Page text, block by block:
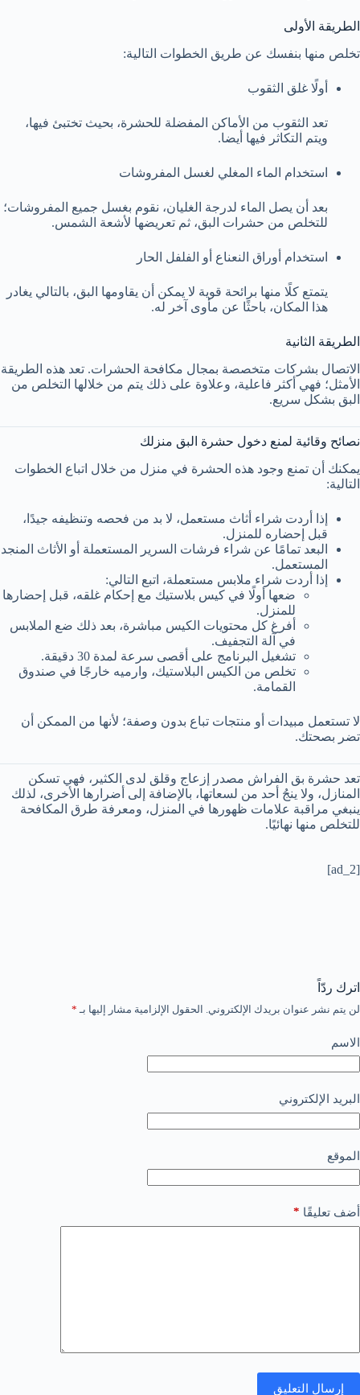
الطريقة الأولى
تخلص منها بنفسك عن طريق الخطوات التالية:
أولًا غلق الثقوب
تعد الثقوب من الأماكن المفضلة للحشرة، بحيث تختبئ فيها،
ويتم التكاثر فيها أيضا.
استخدام الماء المغلي لغسل المفروشات
بعد أن يصل الماء لدرجة الغليان، نقوم بغسل جميع المفروشات؛
للتخلص من حشرات البق، ثم تعريضها لأشعة الشمس.
استخدام أوراق النعناع أو الفلفل الحار
يتمتع كلًا منها برائحة قوية لا يمكن أن يقاومها البق، بالتالي يغادر
هذا المكان، باحثًا عن مأوى آخر له.
الطريقة الثانية
الاتصال بشركات متخصصة بمجال مكافحة الحشرات. تعد هذه الطريقة
الأمثل؛ فهي أكثر فاعلية، وعلاوة على ذلك يتم من خلالها التخلص من
البق بشكل سريع.
نصائح وقائية لمنع دخول حشرة البق منزلك
يمكنك أن تمنع وجود هذه الحشرة في منزل من خلال اتباع الخطوات
التالية:
إذا أردت شراء أثاث مستعمل، لا بد من فحصه وتنظيفه جيدًا،
قبل إحضاره للمنزل.
البعد تمامًا عن شراء فرشات السرير المستعملة أو الأثاث المنجد
المستعمل.
إذا أردت شراء ملابس مستعملة، اتبع التالي:
ضعها أولًا في كيس بلاستيك مع إحكام غلقه، قبل إحضارها
للمنزل.
أفرغ كل محتويات الكيس مباشرة، بعد ذلك ضع الملابس
في آلة التجفيف.
تشغيل البرنامج على أقصى سرعة لمدة 30 دقيقة.
تخلص من الكيس البلاستيك، وارميه خارجًا في صندوق
القمامة.
لا تستعمل مبيدات أو منتجات تباع بدون وصفة؛ لأنها من الممكن أن
تضر بصحتك.
تعد حشرة بق الفراش مصدر إزعاج وقلق لدى الكثير، فهي تسكن
المنازل، ولا ينجُ أحد من لسعاتها، بالإضافة إلى أضرارها الأخرى، لذلك
ينبغي مراقبة علامات ظهورها في المنزل، ومعرفة طرق المكافحة
للتخلص منها نهائيًا.
[ad_2]
اترك ردّاً
لن يتم نشر عنوان بريدك الإلكتروني. الحقول الإلزامية مشار إليها بـ *
الاسم
البريد الإلكتروني
الموقع
أضف تعليقًا *
إرسال التعليق